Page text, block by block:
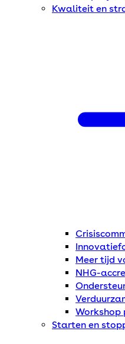
Kwaliteit en
Meer tijd
NHG-
Workshop
Starten en